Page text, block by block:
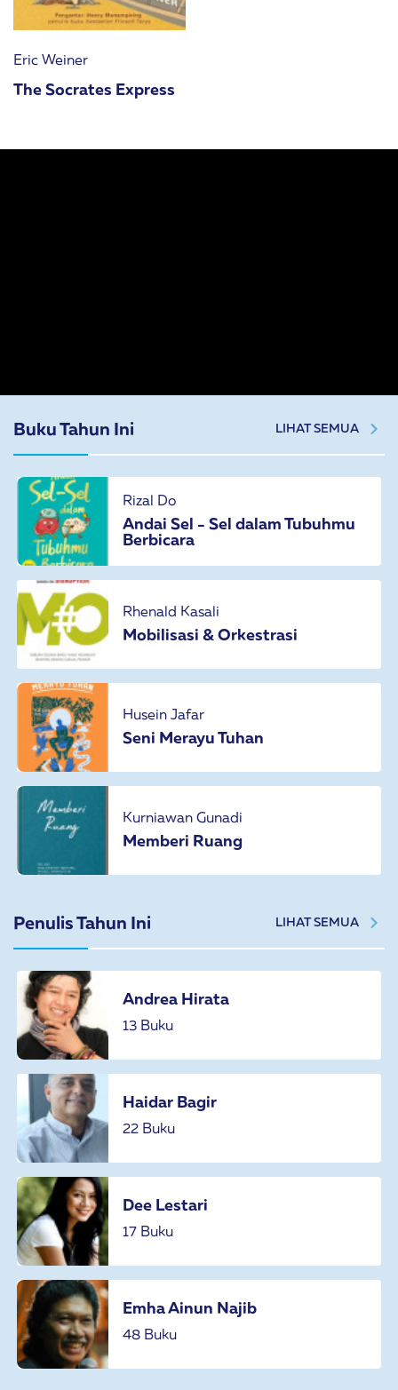
Eric Weiner
The Socrates Express
Buku Tahun Ini LIHAT SEMUA
Rizal Do
Andai Sel - Sel dalam Tubuhmu
Berbicara
Rhenald Kasali
Mobilisasi & Orkestrasi
Husein Jafar
Seni Merayu Tuhan
Kurniawan Gunadi
Memberi Ruang
Penulis Tahun Ini LIHAT SEMUA
Andrea Hirata
13 Buku
Haidar Bagir
22 Buku
Dee Lestari
17 Buku
Emha Ainun Najib
48 Buku